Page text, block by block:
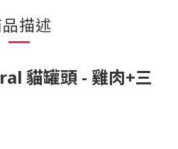
描述
貓罐頭 - 雞肉+三